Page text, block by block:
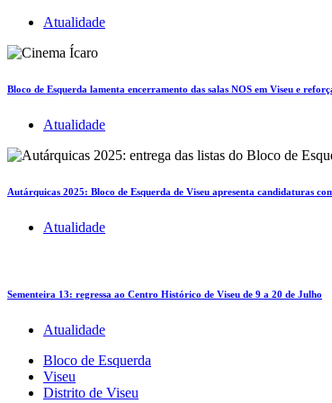
Atualidade
Bloco de Esquerda lamenta encerramento das salas NOS em Viseu e
Atualidade
Autárquicas 2025: Bloco de Esquerda de Viseu apresenta candidaturas
Atualidade
Sementeira 13: regressa ao Centro Histórico de Viseu de 9 a 20 de Julho
Atualidade
Bloco de Esquerda
Viseu
Distrito de Viseu